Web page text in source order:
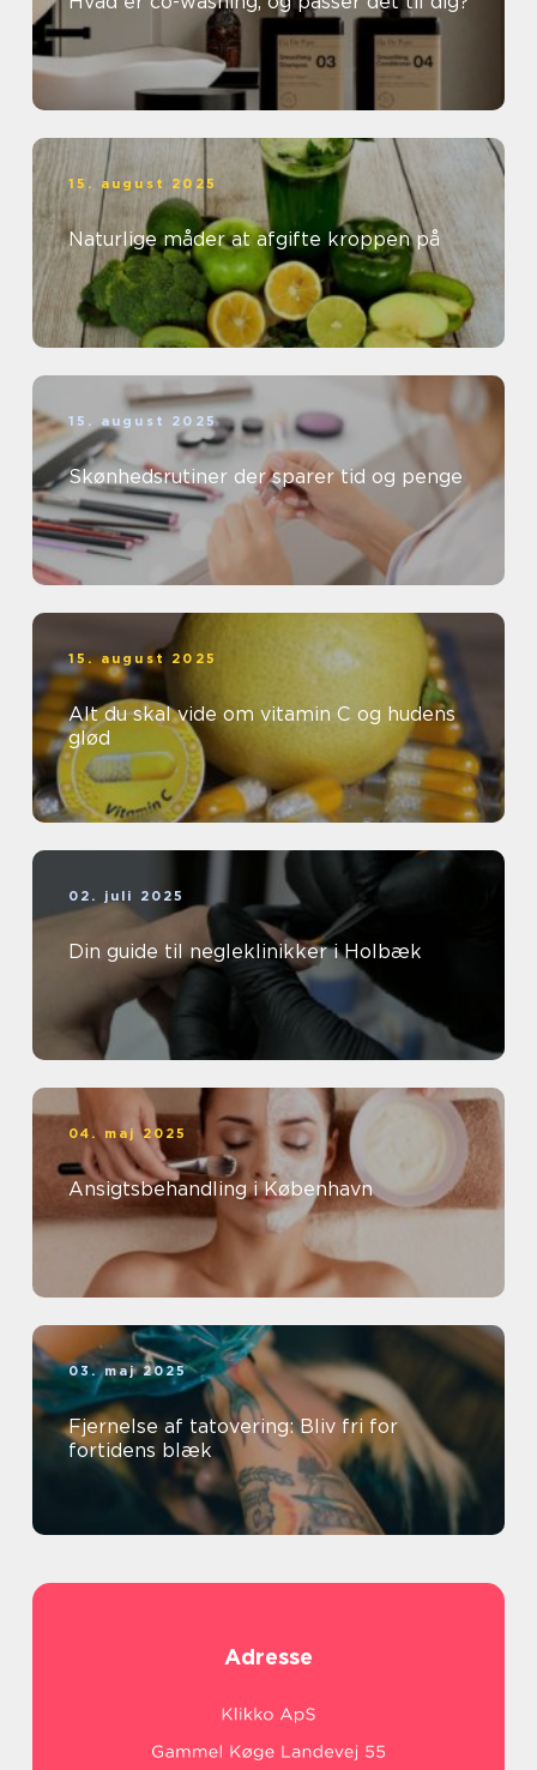
15. august 2025
Naturlige måder at afgifte kroppen på
15. august 2025
Skønhedsrutiner der sparer tid og penge
15. august 2025
Alt du skal vide om vitamin C og hudens
glød
02. juli 2025
Din guide til negleklinikker i Holbæk
04. maj 2025
Ansigtsbehandling i København
03. maj 2025
Fjernelse af tatovering: Bliv fri for
fortidens blæk
Adresse